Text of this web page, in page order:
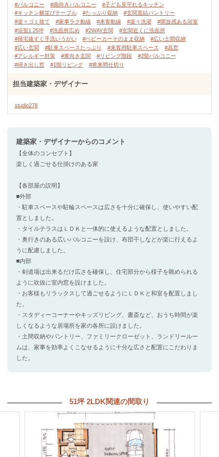
#バルコニー #南向きバルコニー
#子ども見守れるキッチン
#キッチン横並びテーブル
#たっぷり収納
#玄関直結パントリー
#楽々ゴミ捨て
#家事ラク動線 #来客動線 #楽々洗濯
#開放感ある浴室
#浴室1.25坪
#洗面所広め #2WAY玄関
#玄関近くに洗面所
#帰宅後すぐ手洗いうがい
#ベビーカーそのまま収納
#広い土間収納
#広い玄関
#駐車スペースたっぷり #来客用駐車スペース
#高窓
#アレルギー対策
#東向き玄関 #リビング階段
#2階バルコニー
#掃き出し窓
#1階リビング #将来間仕切り
担当建築家・デザイナー
studio278
建築家・デザイナーからのコメント
【全体のコンセプト】
楽しく過ごせる仕掛けのある家
【各部屋の説明】
■外部
・駐車スペースや駐輪スペースは広さを十分に確保し、使いやすい配
置としました。
・タイルテラスはＬＤＫと一体的に使えるような配置としました。
・奥行きのある広いバルコニーを設け、布団干しなどが楽に行えるよ
うに配慮しました。
■内部
・剣道場は出来るだけ広さを確保し、住宅部分から様子を眺められる
ように吹抜に室内窓を設けました。
・お客様もリラックスして過ごせるようにＬＤＫと和室を配置しまし
た。
・スタディーコーナーやキッズリビング、書斎など、おうち時間が楽
しくなるような居場所を家の各所に設けました。
・土間収納やパントリー、ファミリークローゼット、ランドリールー
ムは、家事を効率よくこなせるように十分な広さと配置にこだわりま
した。
51坪 2LDK関連の間取り